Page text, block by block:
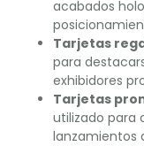
acabados
Tarjetas
para
exhibidores
Tarjetas
utilizado para
lanzamientos